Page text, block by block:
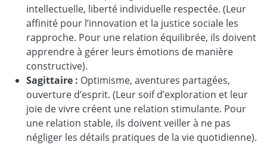
intellectuelle, liberté individuelle respectée. (Leur
affinité pour l’innovation et la justice sociale les
rapproche. Pour une relation équilibrée, ils doivent
apprendre à gérer leurs émotions de manière
constructive).
Sagittaire : Optimisme, aventures partagées,
ouverture d’esprit. (Leur soif d’exploration et leur
joie de vivre créent une relation stimulante. Pour
une relation stable, ils doivent veiller à ne pas
négliger les détails pratiques de la vie quotidienne).